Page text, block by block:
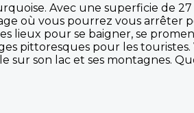
Avec une superficie de
où vous pourrez vous arrêter
lieux pour se baigner, se
pittoresques pour les
sur son lac et ses montagnes.